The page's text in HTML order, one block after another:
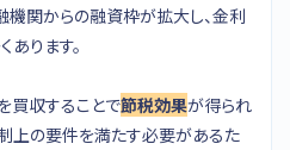
関からの融資枠が拡大し、金利
ります。
買収することで節税効果が得られ
上の要件を満たす必要があるた